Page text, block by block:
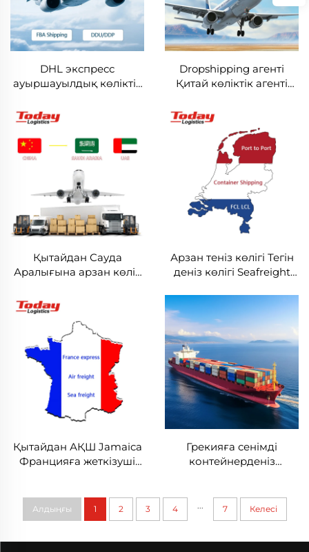
DHL экспресс
ауыршауылдық көліктік
Қитайдан АҚШ Мексика
Канада Британия
Германия Италияға
Dropshipping агенті
Қитай көліктік агенті
тапсырыстарды
орындау қызметтері
Бразилия және
Францияға
Қытайдан Сауда
Аралығына арзан көлік
компаниясы Ддп көлік
агенті ОАЕ Дубайға үйге
дейін көлік USA UK-ке
Арзан теніз көлігі Тегін
деніз көлігі Seafreight
Қытайдан UK/
Недерландыстан/
Германия/Францияға
деніз арқылы көлік
Қытайдан АҚШ Jamaica
Францияға жеткізуші
Грекияға сенімді
контейнерденіз
Финляндияға деніз
көлігі
Алдыңғы 1 2 3 4 ... 7 Келесі